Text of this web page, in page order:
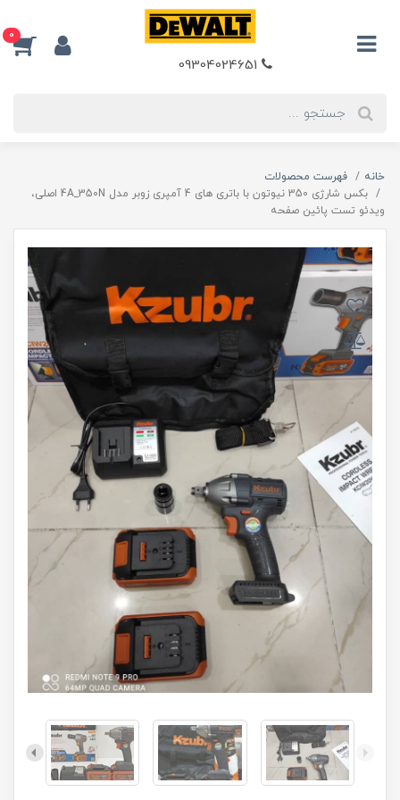
0
خانه
فهرست محصولات
بکس شارژی 350 نیوتون با باتری های 4 آمپری زوبر مدل 4A_350N اصلی،
ویدئو تست پائین صفحه